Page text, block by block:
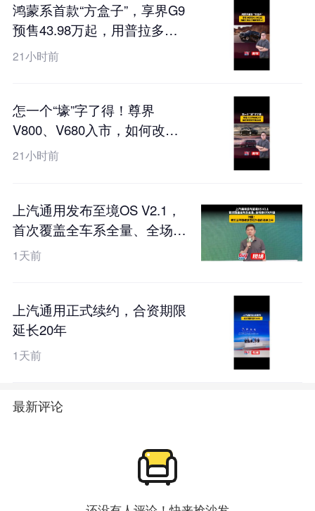
鸿蒙系首款“方盒子”，享界G9
预售43.98万起，用普拉多的
价格硬刚卫士？
21小时前
怎一个“壕”字了得！尊界
V800、V680入市，如何改写
百万豪华局？
21小时前
上汽通用发布至境OS V2.1，
首次覆盖全车系全量、全场景
OTA升级，刘震：老车主不该
1天前
上汽通用正式续约，合资期限
延长20年
1天前
最新评论